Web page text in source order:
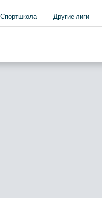
Спортшкола Другие лиги